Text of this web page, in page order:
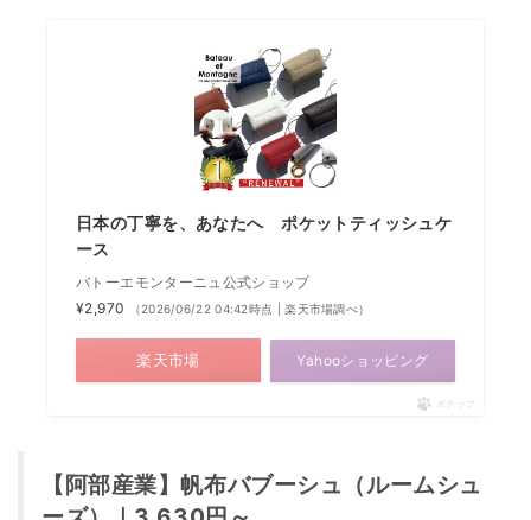
日本の丁寧を、あなたへ ポケットティッシュケ
ース
バトーエモンターニュ公式ショップ
¥2,970
（2026/06/22 04:42時点 | 楽天市場調べ）
楽天市場 Yahooショッピング
ポチップ
【阿部産業】帆布バブーシュ（ルームシュ